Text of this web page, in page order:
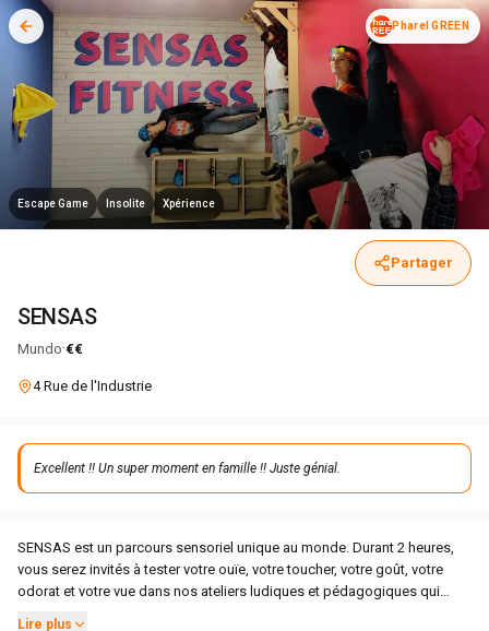
Pharel GREEN
Escape Game Insolite Xpérience
Partager
SENSAS
Mundo·€€
4 Rue de l'Industrie
Excellent !! Un super moment en famille !! Juste génial.
SENSAS est un parcours sensoriel unique au monde. Durant 2 heures,
vous serez invités à tester votre ouïe, votre toucher, votre goût, votre
odorat et votre vue dans nos ateliers ludiques et pédagogiques qui
Lire plus